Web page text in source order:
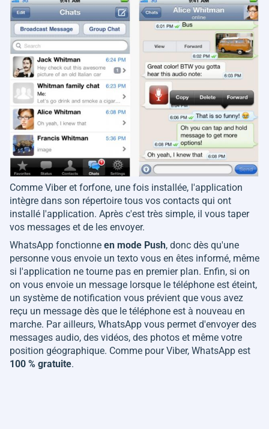
Comme Viber et forfone, une fois installée, l'application
intègre dans son répertoire tous vos contacts qui ont
installé l'application. Après c'est très simple, il vous taper
vos messages et de les envoyer.
WhatsApp fonctionne en mode Push, donc dès qu'une
personne vous envoie un texto vous en êtes informé, même
si l'application ne tourne pas en premier plan. Enfin, si on
on vous envoie un message lorsque le téléphone est éteint,
un système de notification vous prévient que vous avez
reçu un message dès que le téléphone est à nouveau en
marche. Par ailleurs, WhatsApp vous permet d'envoyer des
messages audio, des vidéos, des photos et même votre
position géographique. Comme pour Viber, WhatsApp est
100 % gratuite.